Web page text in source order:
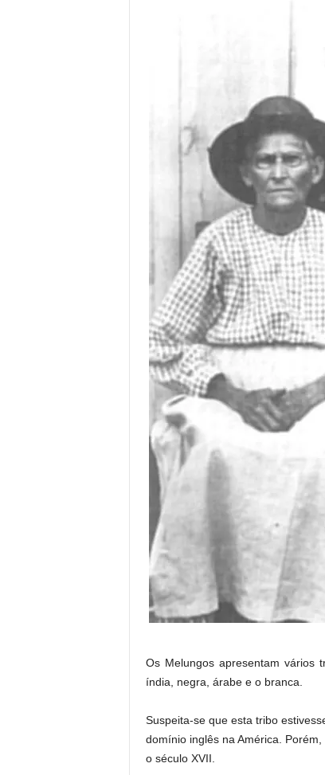
Os Melungos apresentam vários
índia, negra, árabe e o branca.
Suspeita-se que esta tribo
domínio inglês na América.
o século XVII.